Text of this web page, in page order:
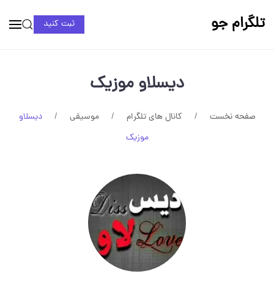
تلگرام جو ثبت کنید
دیسلاو موزیک
صفحه نخست کانال های تلگرام موسیقی
دیسلاو
موزیک